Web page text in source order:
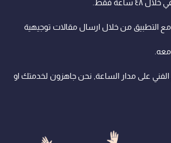
ساعة فقط.
التطبيق من خلال ارسال مقالات توجيهية
على مدار الساعة, نحن جاهزون لخدمتك او